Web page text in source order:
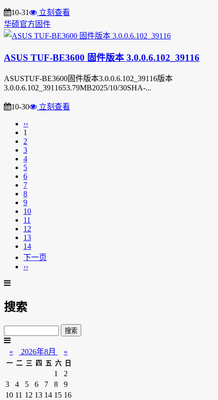
10-31
立刻查看
华硕官方固件
ASUS TUF-BE3600 固件版本 3.0.0.6.102_39116
ASUSTUF-BE3600固件版本3.0.0.6.102_39116版本
3.0.0.6.102_3911653.79MB2025/10/30SHA-...
10-30 立刻查看
‹‹
1
2
3
4
5
6
7
8
9
10
11
12
13
14
下一页
››
搜索
« 2026年8月 »
一 二 三 四 五 六 日
1
2
3
4 5 6 7 8
9
10 11 12 13 14 15 16